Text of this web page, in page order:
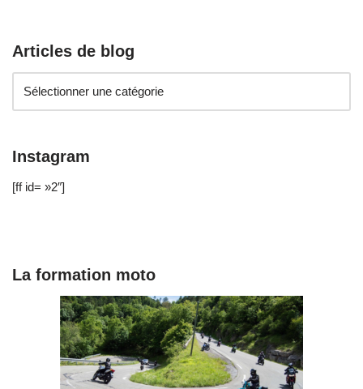
Articles de blog
Instagram
[ff id= »2″]
La formation moto